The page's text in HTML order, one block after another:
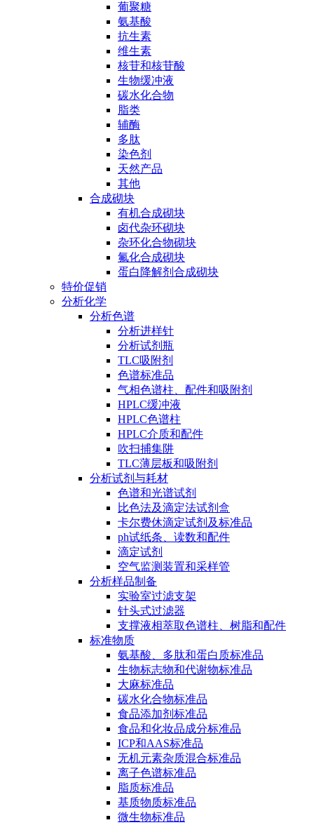
葡聚糖
氨基酸
抗生素
维生素
核苷和核苷酸
生物缓冲液
碳水化合物
脂类
辅酶
多肽
染色剂
天然产品
其他
合成砌块
有机合成砌块
卤代杂环砌块
杂环化合物砌块
氟化合成砌块
蛋白降解剂合成砌块
特价促销
分析化学
分析色谱
分析进样针
分析试剂瓶
TLC吸附剂
色谱标准品
气相色谱柱、配件和吸附剂
HPLC缓冲液
HPLC色谱柱
HPLC介质和配件
吹扫捕集阱
TLC薄层板和吸附剂
分析试剂与耗材
色谱和光谱试剂
比色法及滴定法试剂盒
卡尔费休滴定试剂及标准品
ph试纸条、读数和配件
滴定试剂
空气监测装置和采样管
分析样品制备
实验室过滤支架
针头式过滤器
支撑液相萃取色谱柱、树脂和配件
标准物质
氨基酸、多肽和蛋白质标准品
生物标志物和代谢物标准品
大麻标准品
碳水化合物标准品
食品添加剂标准品
食品和化妆品成分标准品
ICP和AAS标准品
无机元素杂质混合标准品
离子色谱标准品
脂质标准品
基质物质标准品
微生物标准品